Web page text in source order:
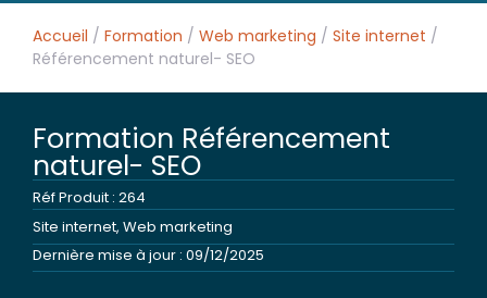
Accueil / Formation / Web marketing / Site internet /
Référencement naturel- SEO
Formation Référencement
naturel- SEO
Réf Produit : 264
Site internet, Web marketing
Dernière mise à jour : 09/12/2025